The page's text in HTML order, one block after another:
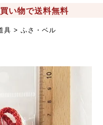
い物で送料無料
具
ふさ・ベル